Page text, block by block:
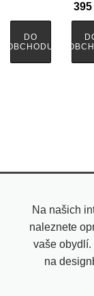
DO
OBCHODU
395
Na našich
naleznete
vaše obydlí.
na